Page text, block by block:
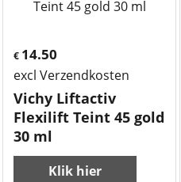
€ 14.50
excl Verzendkosten
Vichy Liftactiv
Flexilift Teint 45 gold
30 ml
Klik hier